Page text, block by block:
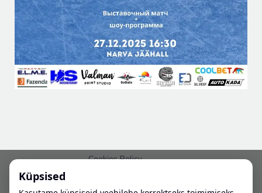
Cookies Policy
Küpsised